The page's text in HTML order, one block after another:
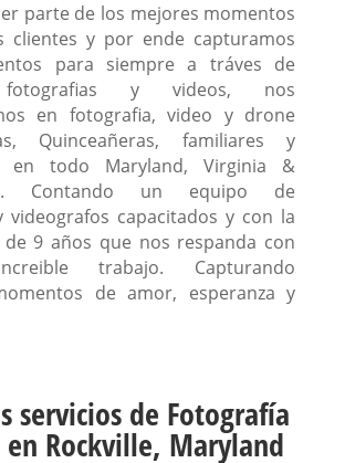
parte de los mejores momentos
clientes y por ende capturamos
para siempre a tráves de
fotografias y videos, nos
en fotografia, video y drone
Quinceañeras, familiares y
en todo Maryland, Virginia &
Contando un equipo de
videografos capacitados y con la
de 9 años que nos respanda con
trabajo. Capturando
de amor, esperanza y
servicios de Fotografía
Rockville, Maryland